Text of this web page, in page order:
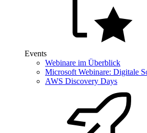
Events
Webinare im Überblick
Microsoft Webinare: Digitale
AWS Discovery Days